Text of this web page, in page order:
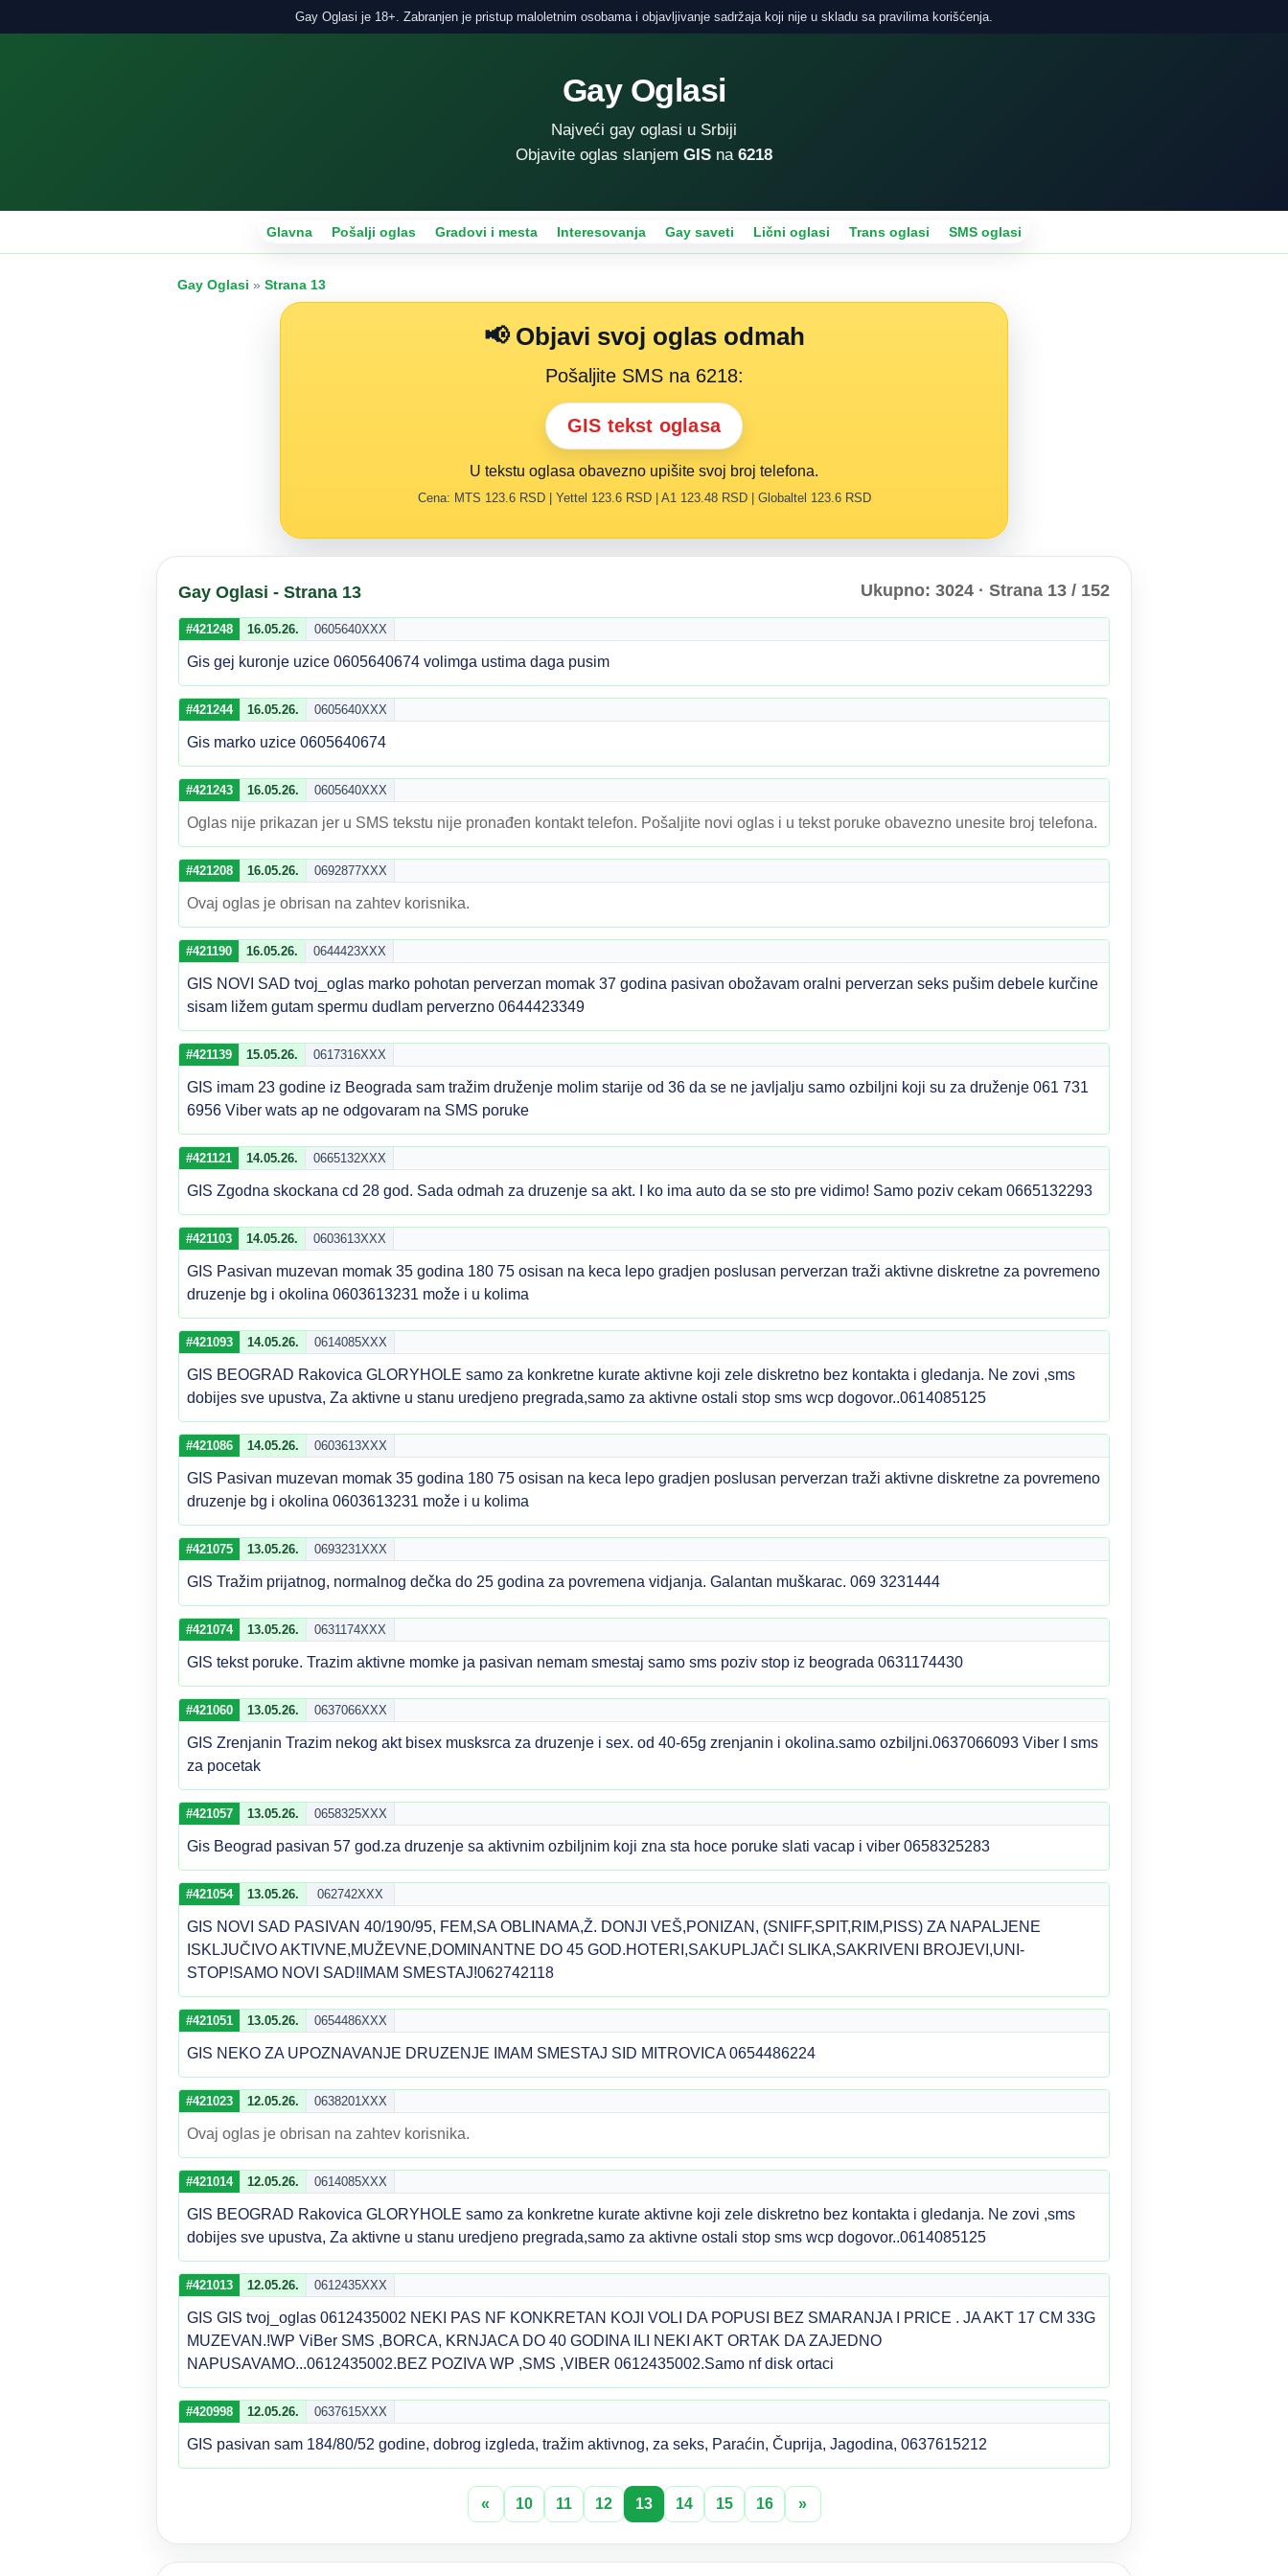
Gay Oglasi je 18+. Zabranjen je pristup maloletnim osobama i objavljivanje sadržaja koji nije u skladu sa pravilima korišćenja.
Gay Oglasi
Najveći gay oglasi u Srbiji
Objavite oglas slanjem GIS na 6218
Glavna Pošalji oglas Gradovi i mesta Interesovanja Gay saveti Lični oglasi Trans oglasi SMS oglasi
Gay Oglasi » Strana 13
📢 Objavi svoj oglas odmah
Pošaljite SMS na 6218:
GIS tekst oglasa
U tekstu oglasa obavezno upišite svoj broj telefona.
Cena: MTS 123.6 RSD | Yettel 123.6 RSD | A1 123.48 RSD | Globaltel 123.6 RSD
Gay Oglasi - Strana 13 Ukupno: 3024 · Strana 13 / 152
#421248 16.05.26. 0605640XXX
Gis gej kuronje uzice 0605640674 volimga ustima daga pusim
#421244 16.05.26. 0605640XXX
Gis marko uzice 0605640674
#421243 16.05.26. 0605640XXX
Oglas nije prikazan jer u SMS tekstu nije pronađen kontakt telefon. Pošaljite novi oglas i u tekst poruke obavezno unesite broj telefona.
#421208 16.05.26. 0692877XXX
Ovaj oglas je obrisan na zahtev korisnika.
#421190 16.05.26. 0644423XXX
GIS NOVI SAD tvoj_oglas marko pohotan perverzan momak 37 godina pasivan obožavam oralni perverzan seks pušim debele kurčine
sisam ližem gutam spermu dudlam perverzno 0644423349
#421139 15.05.26. 0617316XXX
GIS imam 23 godine iz Beograda sam tražim druženje molim starije od 36 da se ne javljalju samo ozbiljni koji su za druženje 061 731
6956 Viber wats ap ne odgovaram na SMS poruke
#421121 14.05.26. 0665132XXX
GIS Zgodna skockana cd 28 god. Sada odmah za druzenje sa akt. I ko ima auto da se sto pre vidimo! Samo poziv cekam 0665132293
#421103 14.05.26. 0603613XXX
GIS Pasivan muzevan momak 35 godina 180 75 osisan na keca lepo gradjen poslusan perverzan traži aktivne diskretne za povremeno
druzenje bg i okolina 0603613231 može i u kolima
#421093 14.05.26. 0614085XXX
GIS BEOGRAD Rakovica GLORYHOLE samo za konkretne kurate aktivne koji zele diskretno bez kontakta i gledanja. Ne zovi ,sms
dobijes sve upustva, Za aktivne u stanu uredjeno pregrada,samo za aktivne ostali stop sms wcp dogovor..0614085125
#421086 14.05.26. 0603613XXX
GIS Pasivan muzevan momak 35 godina 180 75 osisan na keca lepo gradjen poslusan perverzan traži aktivne diskretne za povremeno
druzenje bg i okolina 0603613231 može i u kolima
#421075 13.05.26. 0693231XXX
GIS Tražim prijatnog, normalnog dečka do 25 godina za povremena vidjanja. Galantan muškarac. 069 3231444
#421074 13.05.26. 0631174XXX
GIS tekst poruke. Trazim aktivne momke ja pasivan nemam smestaj samo sms poziv stop iz beograda 0631174430
#421060 13.05.26. 0637066XXX
GIS Zrenjanin Trazim nekog akt bisex musksrca za druzenje i sex. od 40-65g zrenjanin i okolina.samo ozbiljni.0637066093 Viber I sms
za pocetak
#421057 13.05.26. 0658325XXX
Gis Beograd pasivan 57 god.za druzenje sa aktivnim ozbiljnim koji zna sta hoce poruke slati vacap i viber 0658325283
#421054 13.05.26. 062742XXX
GIS NOVI SAD PASIVAN 40/190/95, FEM,SA OBLINAMA,Ž. DONJI VEŠ,PONIZAN, (SNIFF,SPIT,RIM,PISS) ZA NAPALJENE
ISKLJUČIVO AKTIVNE,MUŽEVNE,DOMINANTNE DO 45 GOD.HOTERI,SAKUPLJAČI SLIKA,SAKRIVENI BROJEVI,UNI-
STOP!SAMO NOVI SAD!IMAM SMESTAJ!062742118
#421051 13.05.26. 0654486XXX
GIS NEKO ZA UPOZNAVANJE DRUZENJE IMAM SMESTAJ SID MITROVICA 0654486224
#421023 12.05.26. 0638201XXX
Ovaj oglas je obrisan na zahtev korisnika.
#421014 12.05.26. 0614085XXX
GIS BEOGRAD Rakovica GLORYHOLE samo za konkretne kurate aktivne koji zele diskretno bez kontakta i gledanja. Ne zovi ,sms
dobijes sve upustva, Za aktivne u stanu uredjeno pregrada,samo za aktivne ostali stop sms wcp dogovor..0614085125
#421013 12.05.26. 0612435XXX
GIS GIS tvoj_oglas 0612435002 NEKI PAS NF KONKRETAN KOJI VOLI DA POPUSI BEZ SMARANJA I PRICE . JA AKT 17 CM 33G
MUZEVAN.!WP ViBer SMS ,BORCA, KRNJACA DO 40 GODINA ILI NEKI AKT ORTAK DA ZAJEDNO
NAPUSAVAMO...0612435002.BEZ POZIVA WP ,SMS ,VIBER 0612435002.Samo nf disk ortaci
#420998 12.05.26. 0637615XXX
GIS pasivan sam 184/80/52 godine, dobrog izgleda, tražim aktivnog, za seks, Paraćin, Čuprija, Jagodina, 0637615212
« 10 11 12 13 14 15 16 »